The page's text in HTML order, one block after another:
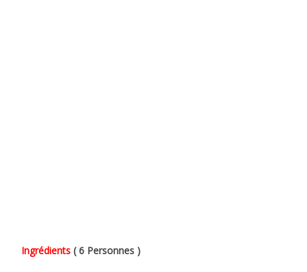
Ingrédients ( 6 Personnes )